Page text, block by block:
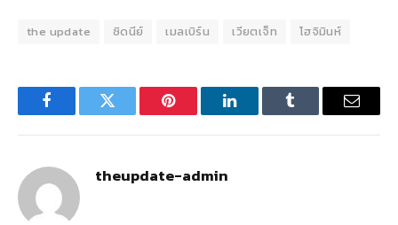
the update ซิดนีย์ เมลเบิร์น เวียตเจ็ท โฮจิมินห์
FacebookTwitter Pinterest LinkedInTumblr Email
theupdate-admin